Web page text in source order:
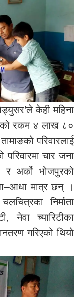
केही महिना
रकम ४ लाख ८०
परिवारलाई
चार जना
अर्को भोजपुरको
मात्र छन् ।
निर्माता
नेवा च्यारिटीका
गरिएको थियो